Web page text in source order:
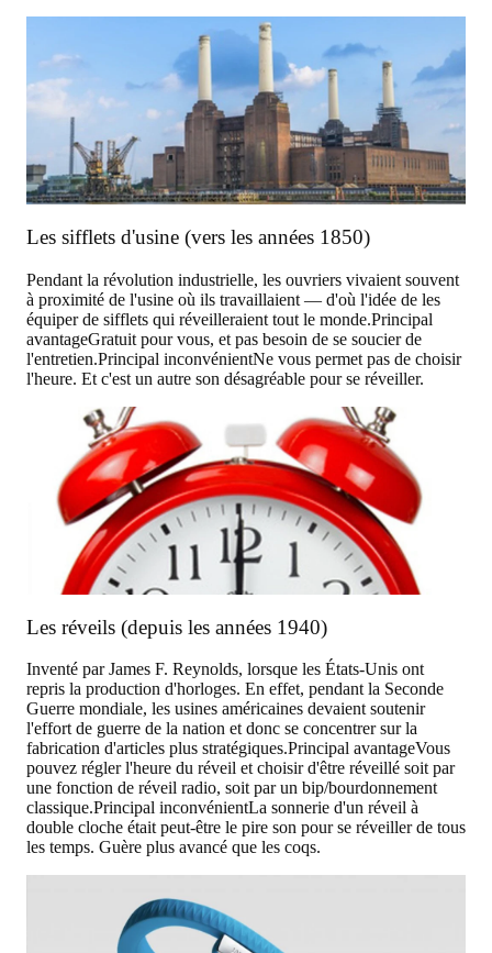
Les sifflets d'usine (vers les années 1850)
Pendant la révolution industrielle, les ouvriers vivaient souvent
à proximité de l'usine où ils travaillaient — d'où l'idée de les
équiper de sifflets qui réveilleraient tout le monde.Principal
avantageGratuit pour vous, et pas besoin de se soucier de
l'entretien.Principal inconvénientNe vous permet pas de choisir
l'heure. Et c'est un autre son désagréable pour se réveiller.
Les réveils (depuis les années 1940)
Inventé par James F. Reynolds, lorsque les États-Unis ont
repris la production d'horloges. En effet, pendant la Seconde
Guerre mondiale, les usines américaines devaient soutenir
l'effort de guerre de la nation et donc se concentrer sur la
fabrication d'articles plus stratégiques.Principal avantageVous
pouvez régler l'heure du réveil et choisir d'être réveillé soit par
une fonction de réveil radio, soit par un bip/bourdonnement
classique.Principal inconvénientLa sonnerie d'un réveil à
double cloche était peut-être le pire son pour se réveiller de tous
les temps. Guère plus avancé que les coqs.